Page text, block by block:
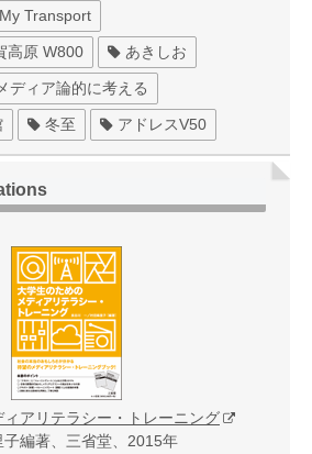
My Transport
高原 W800 あきしお
ディア論的に考える
冬至 アドレスV50
アリテラシー・トレーニング
編著、三省堂、2015年